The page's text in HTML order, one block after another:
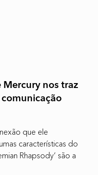
nos traz
que ele
características do
Rhapsody’ são a